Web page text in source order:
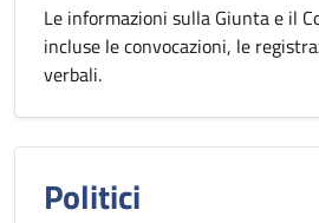
Le informazioni sulla Giunta e il
incluse le convocazioni, le
verbali.
Politici